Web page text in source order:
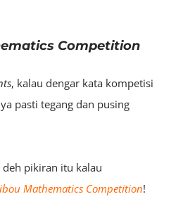
Competition
, kalau dengar kata kompetisi
pasti tegang dan pusing
pikiran itu kalau
Mathematics Competition!